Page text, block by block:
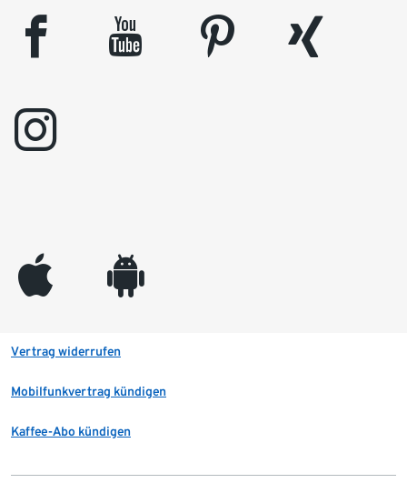
facebook youtube pinterest
xing
instagram
appleinc android
Vertrag widerrufen
Mobilfunkvertrag kündigen
Kaffee-Abo kündigen